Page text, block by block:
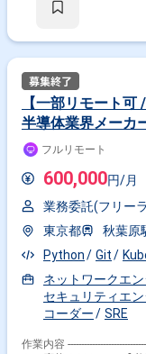
ーションの開発 ・
Stackdriver Logging,
ール： Terraform 分析
PagerDuty CI/CD：GitHub Actions Knowledge Tool：
GitHub / Slack 開発手法: Agile
ることができる ・GO言
での手続きに1~2週間ほ
有） ・勤務時間 : 10:00
(応相談) ・出社場所：
フィスからのリモートワ
・オフィスのドリンク無
【一部リモート
半導体業界メーカ
フルリモート
600,000円/月
業務委託(フリー
東京都
秋葉原
Python
Git
ネットワークエ
セキュリティエ
コーダー
SRE
作業内容